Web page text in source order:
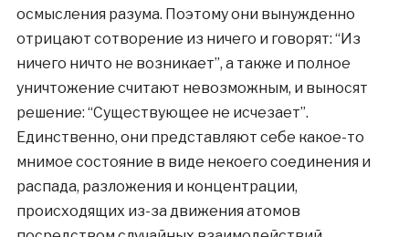
осмысления разума. Поэтому они вынужденно
отрицают сотворение из ничего и говорят: “Из
ничего ничто не возникает”, а также и полное
уничтожение считают невозможным, и выносят
решение: “Существующее не исчезает”.
Единственно, они представляют себе какое-то
мнимое состояние в виде некоего соединения и
распада, разложения и концентрации,
происходящих из-за движения атомов